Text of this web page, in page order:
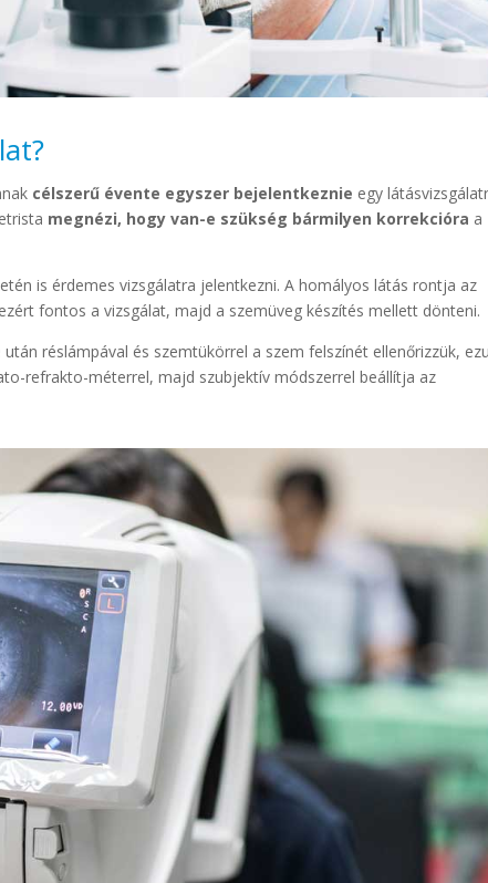
célszerű évente egyszer bejelentkeznie egy
megnézi, hogy van-e szükség bármilyen korrekcióra a
is érdemes vizsgálatra jelentkezni. A homályos látás rontja az
fontos a vizsgálat, majd a szemüveg készítés mellett dönteni.
réslámpával és szemtükörrel a szem felszínét ellenőrizzük,
refrakto-méterrel, majd szubjektív módszerrel beállítja az